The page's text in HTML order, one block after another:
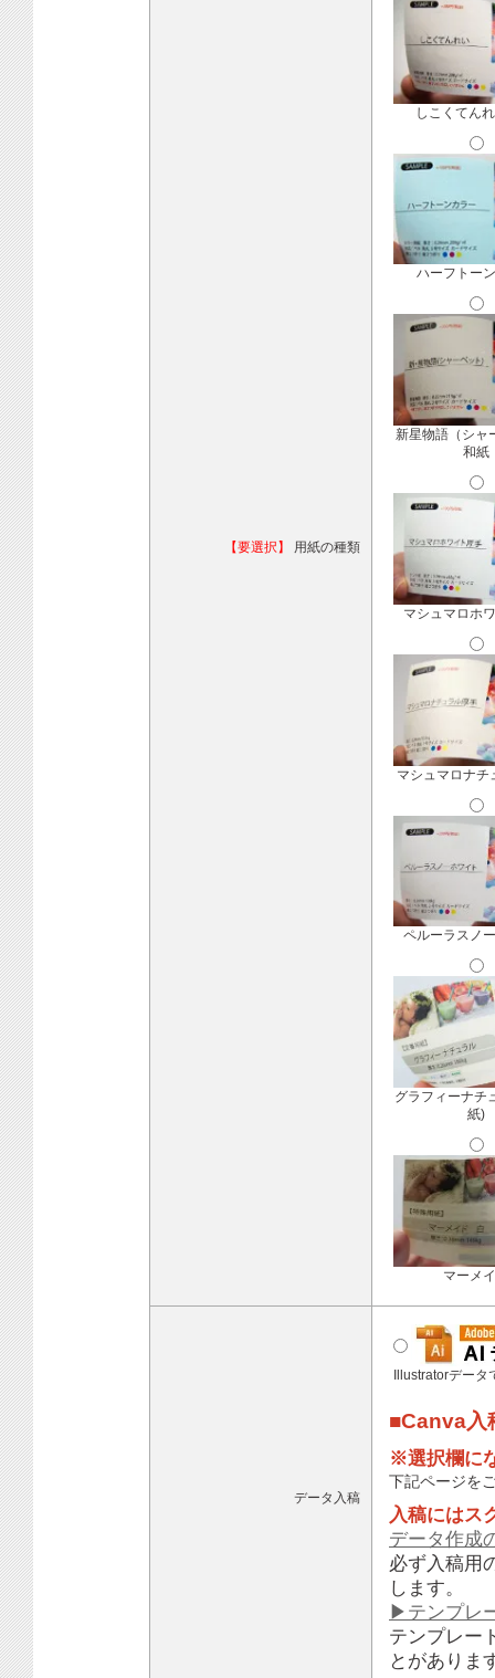
【要選択】 用紙の種類
しこくてん
ハーフトー
新星物語（シャ
和紙
マシュマロホ
マシュマロナチ
ペルーラスノ
グラフィーナチ
紙)
マーメ
データ入稿
Illustratorデータ
■Canva入
※選択欄に
下記ページを
入稿にはス
データ作成
必ず入稿用
します。
▶テンプレ
テンプレー
とがありま